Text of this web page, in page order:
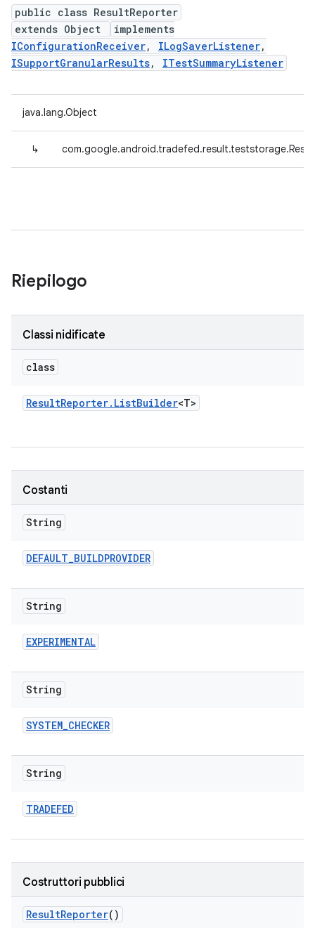
public class ResultReporter
extends Object
implements
IConfigurationReceiver, ILogSaverListener,
ISupportGranularResults, ITestSummaryListener
java.lang.Object
↳
Riepilogo
Classi nidificate
class
ResultReporter. ListBuilder<T>
Costanti
String
DEFAULT_BUILDPROVIDER
String
EXPERIMENTAL
String
SYSTEM_CHECKER
String
TRADEFED
Costruttori pubblici
ResultReporter()